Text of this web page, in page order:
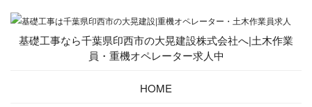
基礎工事なら千葉県印西市の大晃建設株式会社へ|土木作業
員・重機オペレーター求人中
HOME